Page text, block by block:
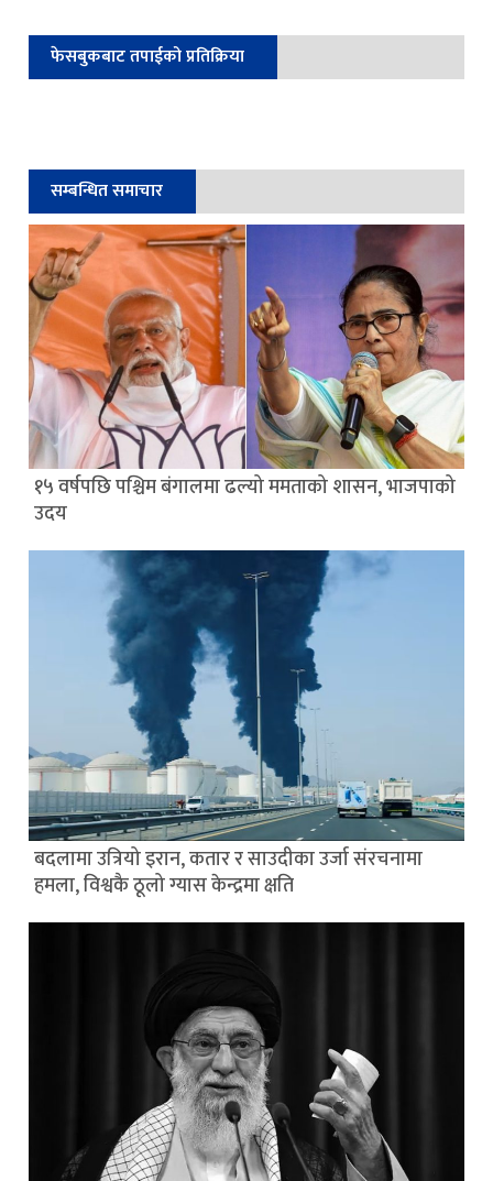
फेसबुकबाट तपाईको प्रतिक्रिया
सम्बन्धित समाचार
१५ वर्षपछि पश्चिम बंगालमा ढल्यो ममताको शासन, भाजपाको
उदय
बदलामा उत्रियो इरान, कतार र साउदीका उर्जा संरचनामा
हमला, विश्वकै ठूलो ग्यास केन्द्रमा क्षति